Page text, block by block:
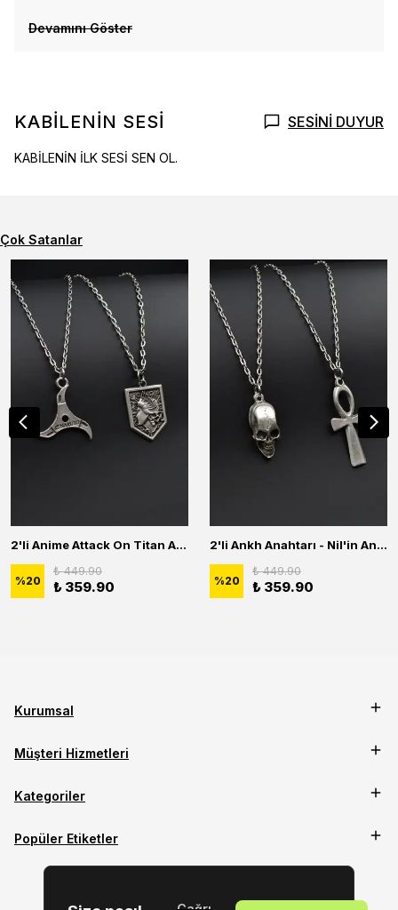
Devamını Göster
KABİLENİN SESİ SESİNİ DUYUR
KABİLENİN İLK SESİ SEN OL.
Çok Satanlar
2'li Anime Attack On Titan Acrylic Maria Anime Naruto Erkek Kadın Kolye Seti
%20
₺ 449.90
₺ 359.90
2'li Ankh Anahtarı - Nil'in Anahtarı - Kuru Kafa Erkek Kadın Kolye Seti
%20
₺ 449.90
₺ 359.90
Kurumsal
Müşteri Hizmetleri
Kategoriler
Popüler Etiketler